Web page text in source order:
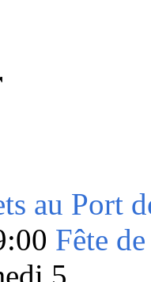
au Port
Fête